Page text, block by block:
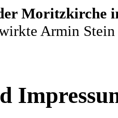
Moritzkirche
Armin Stein